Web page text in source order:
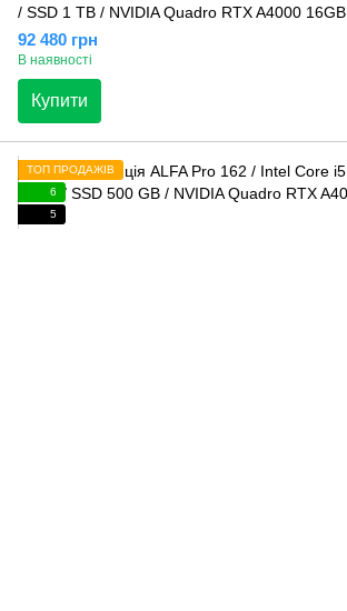
/ SSD 1 TB / NVIDIA Quadro RTX A4000 16GB
92 480 грн
В наявності
Купити
ТОП ПРОДАЖІВ
6
5